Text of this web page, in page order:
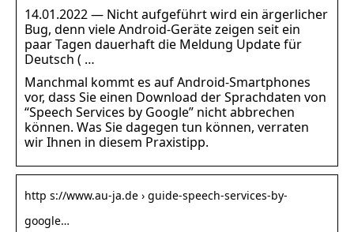
14.01.2022 — Nicht aufgeführt wird ein ärgerlicher
Bug, denn viele Android-Geräte zeigen seit ein
paar Tagen dauerhaft die Meldung Update für
Deutsch ( …
Manchmal kommt es auf Android-Smartphones
vor, dass Sie einen Download der Sprachdaten von
“Speech Services by Google” nicht abbrechen
können. Was Sie dagegen tun können, verraten
wir Ihnen in diesem Praxistipp.
http s://www.au-ja.de › guide-speech-services-by-
google…